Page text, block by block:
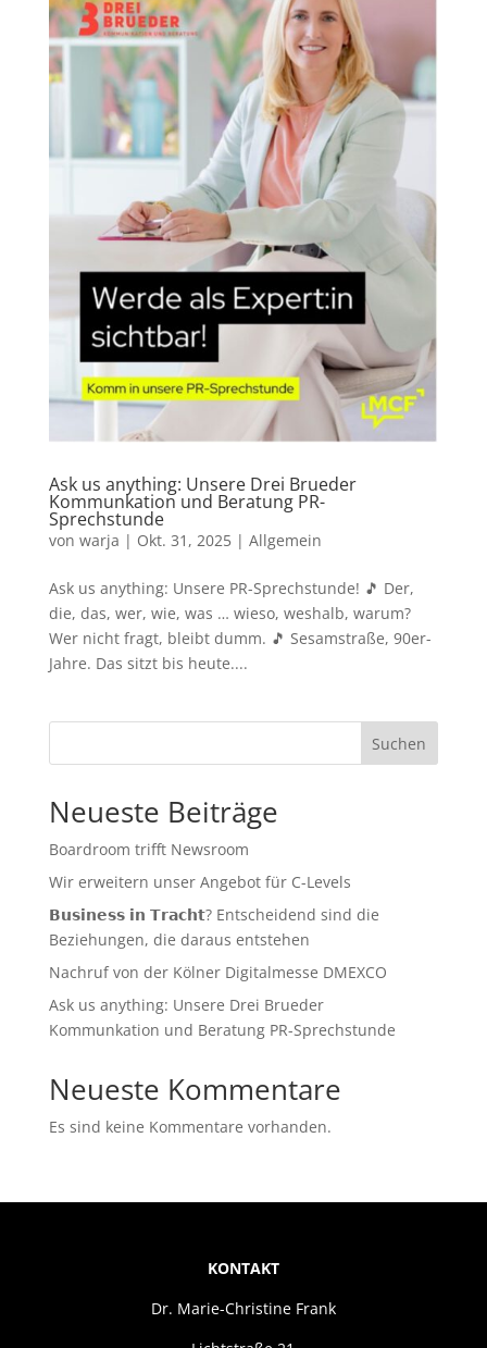
Ask us anything: Unsere Drei Brueder
Kommunkation und Beratung PR-
Sprechstunde
von warja | Okt. 31, 2025| Allgemein
Ask us anything: Unsere PR-Sprechstunde! 🎵 Der,
die, das, wer, wie, was … wieso, weshalb, warum?
Wer nicht fragt, bleibt dumm. 🎵 Sesamstraße, 90er-
Jahre. Das sitzt bis heute....
Suchen
Neueste Beiträge
Boardroom trifft Newsroom
Wir erweitern unser Angebot für C-Levels
𝗕𝘂𝘀𝗶𝗻𝗲𝘀𝘀 𝗶𝗻 𝗧𝗿𝗮𝗰𝗵𝘁? Entscheidend sind die
Beziehungen, die daraus entstehen
Nachruf von der Kölner Digitalmesse DMEXCO
Ask us anything: Unsere Drei Brueder
Kommunkation und Beratung PR-Sprechstunde
Neueste Kommentare
Es sind keine Kommentare vorhanden.
KONTAKT
Dr. Marie-Christine Frank